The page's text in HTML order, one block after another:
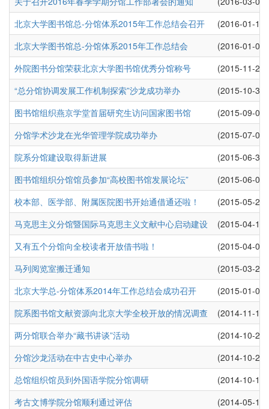
北京大学图书馆总-分馆体系2015年工作总结会召开
(2016-01-11)
北京大学图书馆总-分馆体系2015年工作总结会
(2016-01-07)
外院图书分馆荣获北京大学图书馆优秀分馆称号
(2015-11-29)
“总分馆协调发展工作机制探索”沙龙成功举办
(2015-10-30)
图书馆组织燕京学堂首届研究生访问国家图书馆
(2015-09-08)
分馆学术沙龙在光华管理学院成功举办
(2015-07-03)
院系分馆建设取得新进展
(2015-06-30)
图书馆组织分馆馆员参加“高校图书馆发展论坛”
(2015-06-03)
校本部、医学部、附属医院图书开始通借通还啦！
(2015-05-26)
马克思主义分馆暨国际马克思主义文献中心启动建设
(2015-04-15)
又有五个分馆向全校读者开放借书啦！
(2015-04-02)
马列阅览室搬迁通知
(2015-03-26)
北京大学总-分馆体系2014年工作总结会成功召开
(2015-01-09)
院系图书馆文献资源向北京大学全校开放的情况调查
(2014-11-13)
两分馆联合举办“藏书讲谈”活动
(2014-10-25)
分馆沙龙活动在中古史中心举办
(2014-10-21)
总馆组织馆员到外国语学院分馆调研
(2014-10-15)
考古文博学院分馆顺利通过评估
(2014-05-19)